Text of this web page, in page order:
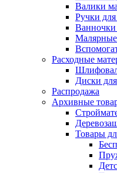
Валики
Ручки
Расходные
Диски
Распродажа
Архивные
Товары